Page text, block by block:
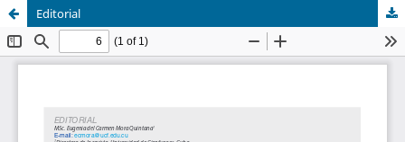
Editorial